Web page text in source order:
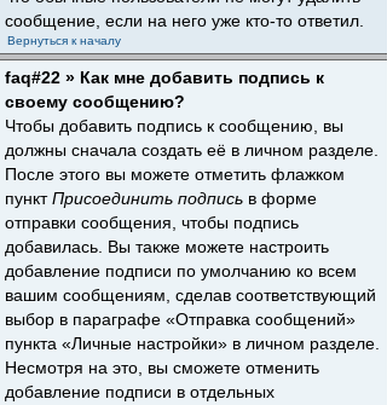
сообщение, если на него уже кто-то ответил.
Вернуться к началу
faq#22 » Как мне добавить подпись к
своему сообщению?
Чтобы добавить подпись к сообщению, вы
должны сначала создать её в личном разделе.
После этого вы можете отметить флажком
пунктПрисоединить подпись в форме
отправки сообщения, чтобы подпись
добавилась. Вы также можете настроить
добавление подписи по умолчанию ко всем
вашим сообщениям, сделав соответствующий
выбор в параграфе «Отправка сообщений»
пункта «Личные настройки» в личном разделе.
Несмотря на это, вы сможете отменить
добавление подписи в отдельных